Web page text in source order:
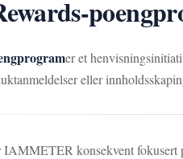
er et
eller
IAMMETER konsekvent